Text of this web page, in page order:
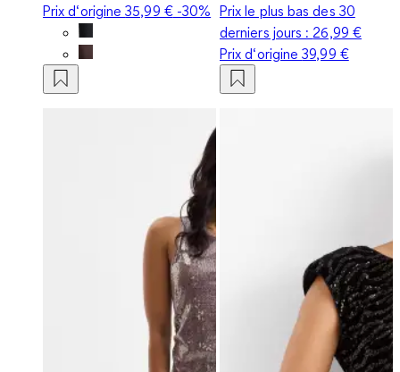
Prix d‘origine35,99 €-30% Prix le plus bas des 30
derniers jours : 26,99 €
Prix d‘origine39,99 €